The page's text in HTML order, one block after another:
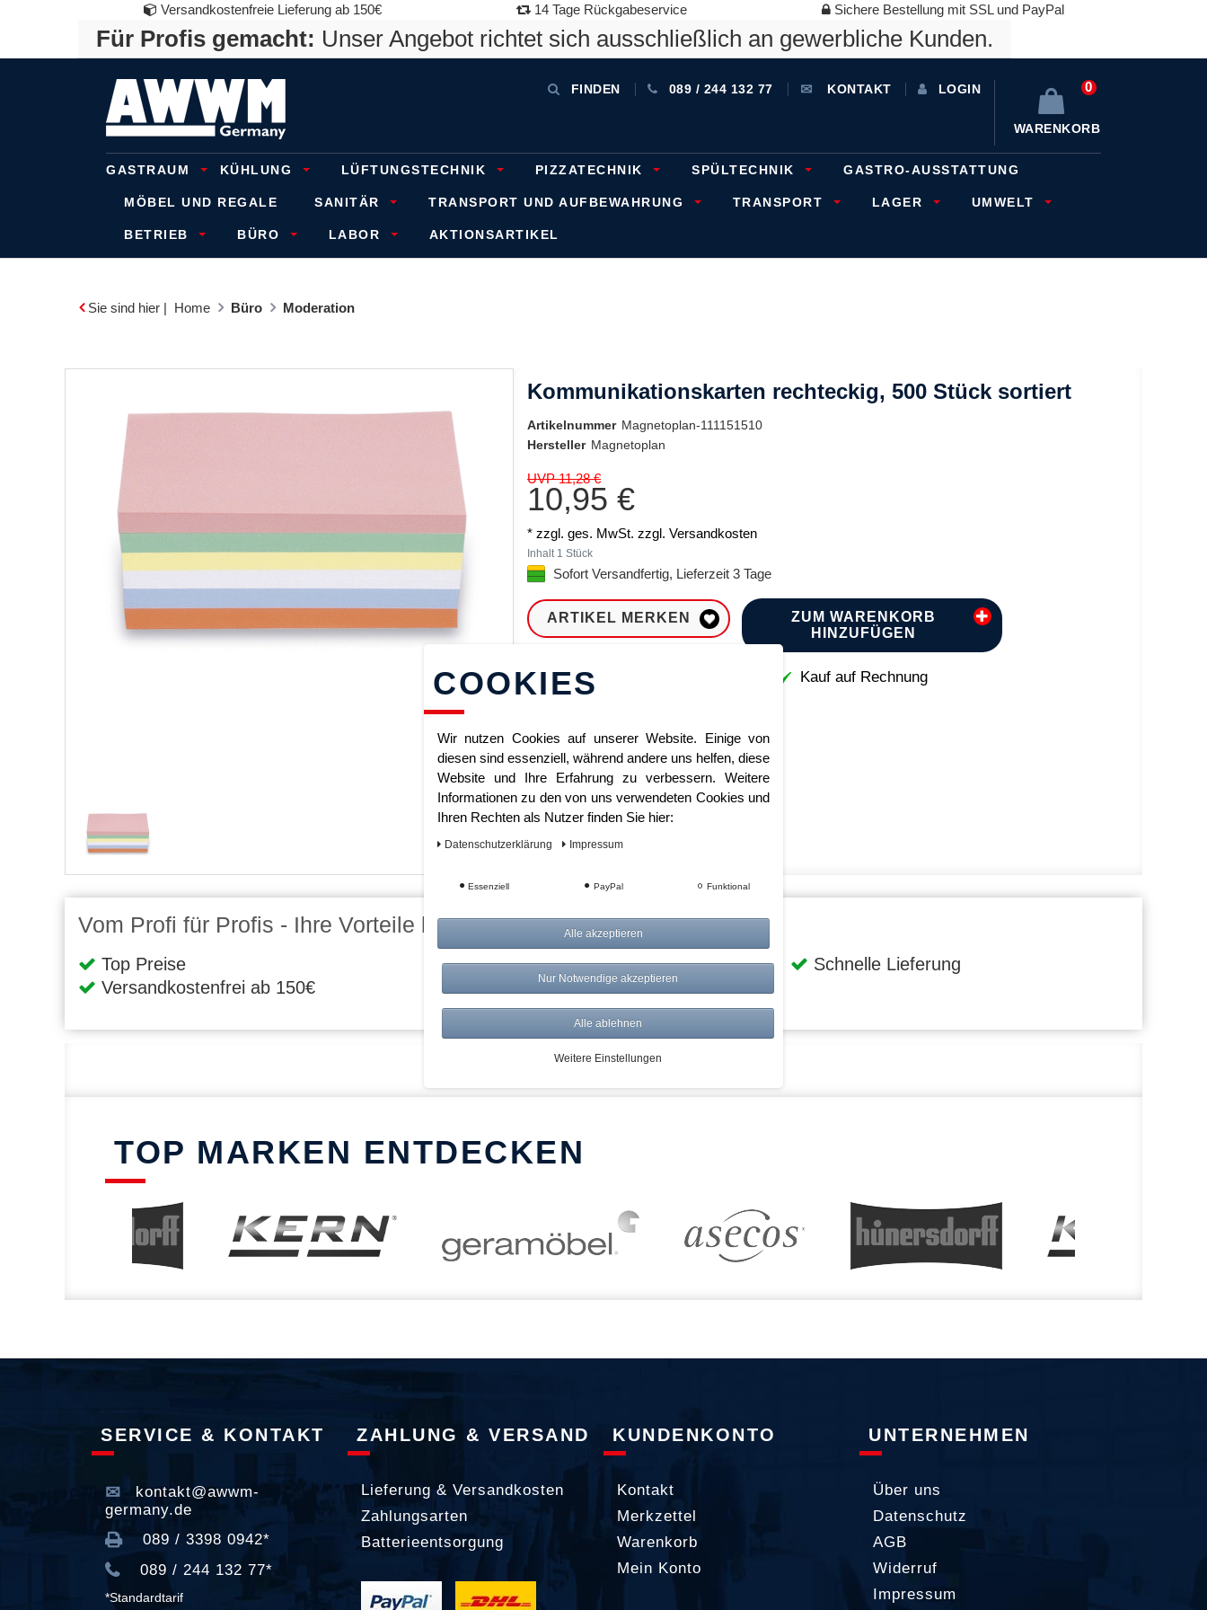
Versandkostenfreie Lieferung ab 150€ 14 Tage Rückgabeservice Sichere Bestellung mit SSL und PayPal
Für Profis gemacht: Unser Angebot richtet sich ausschließlich an gewerbliche Kunden.
FINDEN 089 / 244 132 77 KONTAKT LOGIN 0
WARENKORB
GASTRAUM KÜHLUNG LÜFTUNGSTECHNIK PIZZATECHNIK SPÜLTECHNIK GASTRO-AUSSTATTUNG
MÖBEL UND REGALE SANITÄR TRANSPORT UND AUFBEWAHRUNG TRANSPORT LAGER UMWELT
BETRIEB BÜRO LABOR AKTIONSARTIKEL
Sie sind hier | Home Büro Moderation
Kommunikationskarten rechteckig, 500 Stück sortiert
Artikelnummer Magnetoplan-111151510
Hersteller Magnetoplan
UVP 11,28 €
10,95 €
* zzgl. ges. MwSt. zzgl. Versandkosten
Inhalt 1 Stück
Sofort Versandfertig, Lieferzeit 3 Tage
ARTIKEL MERKEN
ZUM WARENKORB
HINZUFÜGEN
Sofort lieferbar Kauf auf Rechnung
Vom Profi für Profis - Ihre Vorteile bei AWWM:
Top Preise
Versandkostenfrei ab 150€
Risikolos: 14 Tage Rückgabe
Über 20.000 Artikel
Schnelle Lieferung
TOP MARKEN ENTDECKEN
SERVICE & KONTAKT
kontakt@awwm-
germany.de
089 / 3398 0942*
089 / 244 132 77*
*Standardtarif
ZAHLUNG & VERSAND
Lieferung & Versandkosten
Zahlungsarten
Batterieentsorgung
KUNDENKONTO
Kontakt
Merkzettel
Warenkorb
Mein Konto
UNTERNEHMEN
Über uns
Datenschutz
AGB
Widerruf
Impressum
COOKIES
Wir nutzen Cookies auf unserer Website. Einige von
diesen sind essenziell, während andere uns helfen, diese
Website und Ihre Erfahrung zu verbessern. Weitere
Informationen zu den von uns verwendeten Cookies und
Ihren Rechten als Nutzer finden Sie hier:
Daten­schutz­erklärung Impressum
Essenziell PayPal Funktional
Alle akzeptieren
Nur Notwendige akzeptieren
Alle ablehnen
Weitere Einstellungen